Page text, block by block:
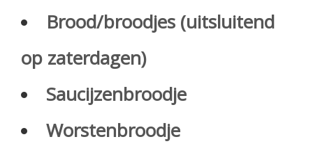
Brood/broodjes (uitsluitend
op zaterdagen)
Saucijzenbroodje
Worstenbroodje